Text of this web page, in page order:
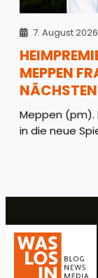
7. August 2026
MEPPEN
NÄCHSTEN
Meppen
in die neue